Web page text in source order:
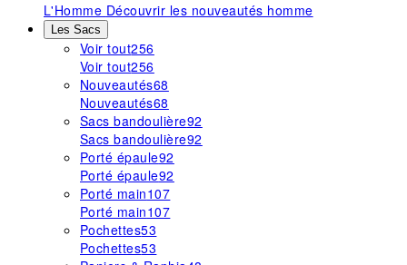
L'Homme Découvrir les nouveautés homme
Les Sacs
Voir tout256
Voir tout256
Nouveautés68
Nouveautés68
Sacs bandoulière92
Sacs bandoulière92
Porté épaule92
Porté épaule92
Porté main107
Porté main107
Pochettes53
Pochettes53